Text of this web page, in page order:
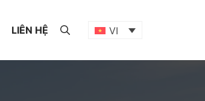
LIÊN HỆ VI